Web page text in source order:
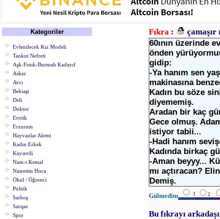
Kategoriler
Evlenilecek Kız Modeli
Tankut Nefreti
Aşk-Fıstık-Burmalı Kadayıf
Asker
Avcı
Bektaşi
Deli
Doktor
Erotik
Erzurum
Hayvanlar Alemi
Kadın Erkek
Kayserili
Nam-ı Kemal
Nasrettin Hoca
Okul / Öğrenci
Politik
Sarhoş
Sarışın
Spor
Fıkra :
çamaşır
60ının üzerinde
önden
gidip:
-Ya hanım sen
makinasına
Kadın bu söze
diyememiş.
Aradan bir kaç
Gece olmuş.
istiyor tabii...
-Hadi hanım
Kadında birkaç
-Aman beyyy...
mı açtıracan?
Demiş.
Gülmedim 1 2
Bu fıkrayı